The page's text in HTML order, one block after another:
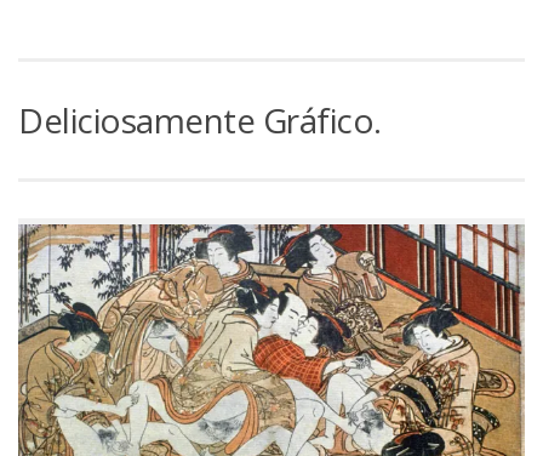
Deliciosamente Gráfico.